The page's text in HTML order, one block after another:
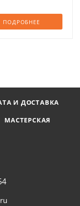
ПОДРОБНЕЕ
И ДОСТАВКА
МАСТЕРСКАЯ